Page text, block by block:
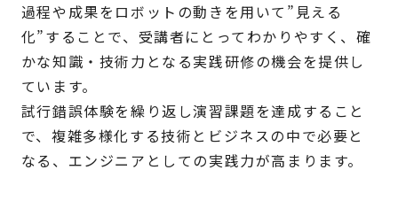
過程や成果をロボットの動きを用いて”見える
化”することで、受講者にとってわかりやすく、確
かな知識・技術力となる実践研修の機会を提供し
ています。
試行錯誤体験を繰り返し演習課題を達成すること
で、複雑多様化する技術とビジネスの中で必要と
なる、エンジニアとしての実践力が高まります。